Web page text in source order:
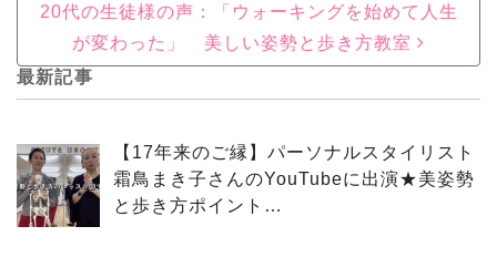
20代の生徒様の声：「ウォーキングを始めて人生
が変わった」 美しい姿勢と歩き方教室
最新記事
【17年来のご縁】パーソナルスタイリスト
霜鳥まき子さんのYouTubeに出演★美姿勢
と歩き方ポイント…